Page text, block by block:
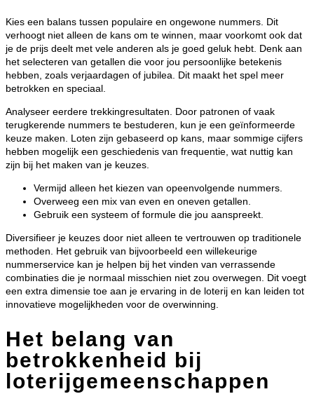
Kies een balans tussen populaire en ongewone nummers. Dit
verhoogt niet alleen de kans om te winnen, maar voorkomt ook dat
je de prijs deelt met vele anderen als je goed geluk hebt. Denk aan
het selecteren van getallen die voor jou persoonlijke betekenis
hebben, zoals verjaardagen of jubilea. Dit maakt het spel meer
betrokken en speciaal.
Analyseer eerdere trekkingresultaten. Door patronen of vaak
terugkerende nummers te bestuderen, kun je een geïnformeerde
keuze maken. Loten zijn gebaseerd op kans, maar sommige cijfers
hebben mogelijk een geschiedenis van frequentie, wat nuttig kan
zijn bij het maken van je keuzes.
Vermijd alleen het kiezen van opeenvolgende nummers.
Overweeg een mix van even en oneven getallen.
Gebruik een systeem of formule die jou aanspreekt.
Diversifieer je keuzes door niet alleen te vertrouwen op traditionele
methoden. Het gebruik van bijvoorbeeld een willekeurige
nummerservice kan je helpen bij het vinden van verrassende
combinaties die je normaal misschien niet zou overwegen. Dit voegt
een extra dimensie toe aan je ervaring in de loterij en kan leiden tot
innovatieve mogelijkheden voor de overwinning.
Het belang van
betrokkenheid bij
loterijgemeenschappen